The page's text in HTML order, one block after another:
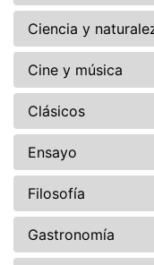
Ciencia y
Cine y música
Clásicos
Ensayo
Filosofía
Gastronomía